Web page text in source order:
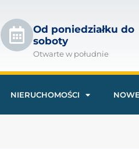
Od poniedziałku do
soboty
Otwarte w południe
NIERUCHOMOŚCI